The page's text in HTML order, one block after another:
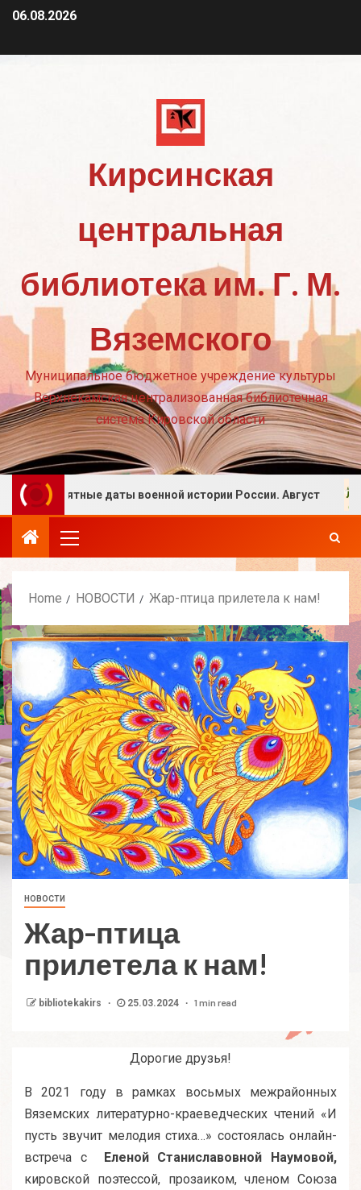
06.08.2026
Кирсинская
центральная
библиотека им. Г. М.
Вяземского
Муниципальное бюджетное учреждение культуры
Верхнекамская централизованная библиотечная
система Кировской области
Памятные даты военной истории России. Август
Home НОВОСТИ Жар-птица прилетела к нам!
НОВОСТИ
Жар-птица
прилетела к нам!
bibliotekakirs 25.03.2024 1 min read
Дорогие друзья!
В 2021 году в рамках восьмых межрайонных
Вяземских литературно-краеведческих чтений «И
пусть звучит мелодия стиха…» состоялась онлайн-
встреча с Еленой Станиславовной
Наумовой,
кировской поэтессой, прозаиком, членом Союза